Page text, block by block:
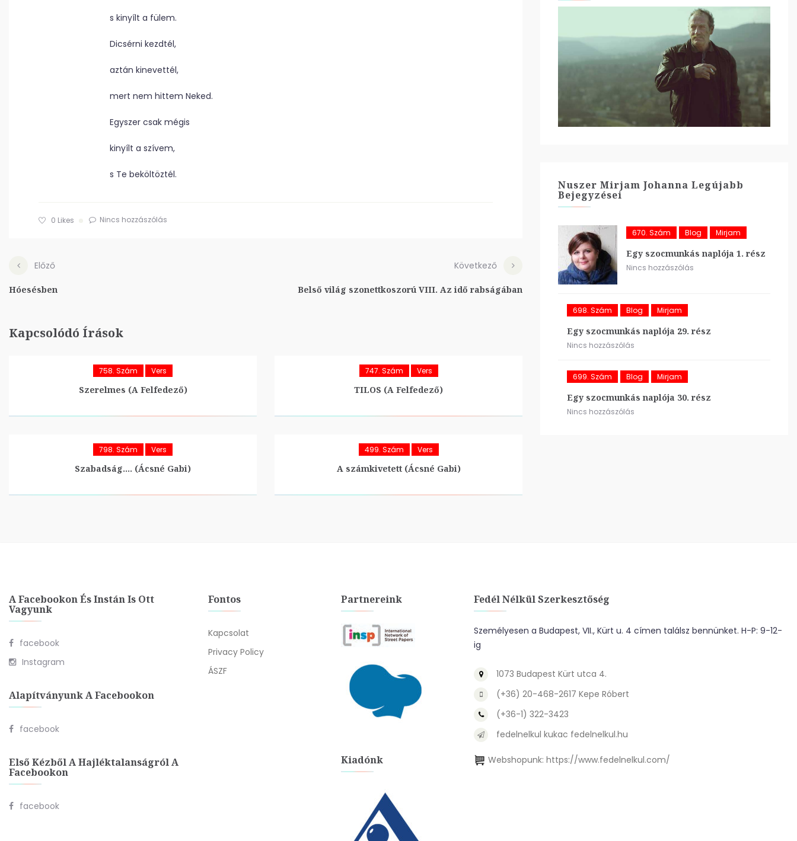
s kinyílt a fülem.
Dicsérni kezdtél,
aztán kinevettél,
mert nem hittem Neked.
Egyszer csak mégis
kinyílt a szívem,
s Te beköltöztél.
0 Likes Nincs hozzászólás
Előző
Hóesésben
Következő
Belső világ szonettkoszorú VIII. Az idő rabságában
Kapcsolódó Írások
758. Szám Vers
Szerelmes (A Felfedező)
747. Szám Vers
TILOS (A Felfedező)
798. Szám Vers
Szabadság…. (Ácsné Gabi)
499. Szám Vers
A számkivetett (Ácsné Gabi)
Nuszer Mirjam Johanna Legújabb
Bejegyzései
670. Szám Blog Mirjam
Egy szocmunkás naplója 1. rész
Nincs hozzászólás
698. Szám Blog Mirjam
Egy szocmunkás naplója 29. rész
Nincs hozzászólás
699. Szám Blog Mirjam
Egy szocmunkás naplója 30. rész
Nincs hozzászólás
A Facebookon És Instán Is Ott
Vagyunk
facebook
Instagram
Alapítványunk A Facebookon
facebook
Első Kézből A Hajléktalanságról A
Facebookon
facebook
Fontos
Kapcsolat
Privacy Policy
ÁSZF
Partnereink
Kiadónk
Fedél Nélkül Szerkesztőség
Személyesen a Budapest, VII., Kürt u. 4 címen találsz bennünket. H-P: 9-12-
ig
1073 Budapest Kürt utca 4.
(+36) 20-468-2617 Kepe Róbert
(+36-1) 322-3423
fedelnelkul kukac fedelnelkul.hu
Webshopunk: https://www.fedelnelkul.com/